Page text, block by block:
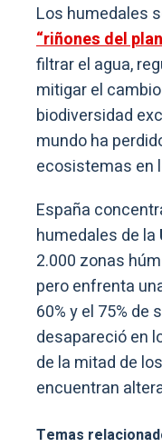
Los humedales
“riñones del
filtrar el agua,
mitigar el
biodiversidad
mundo ha
ecosistemas en
España
humedales de la
2.000 zonas
pero enfrenta
60% y el 75%
desapareció en
de la mitad de
encuentran
Temas